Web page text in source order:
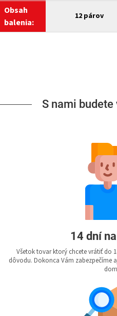
Obsah
balenia:
12 párov
S nami
14 dní
Všetok tovar ktorý chcete vrátiť do
dôvodu. Dokonca Vám zabezpečíme